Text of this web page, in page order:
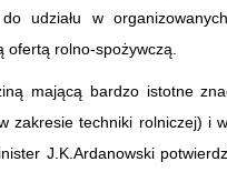
udziału w
rolno-spożywczą.
mającą bardzo istotne
zakresie techniki rolniczej) i
J.K.Ardanowski